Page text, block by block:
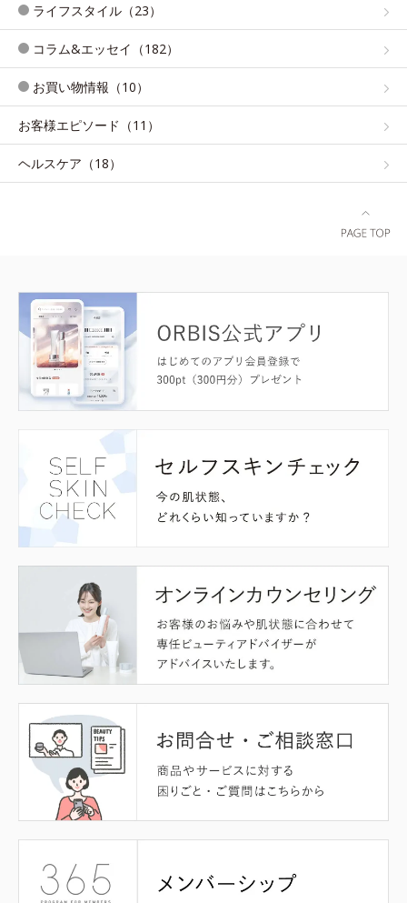
ライフスタイル（23）
コラム&エッセイ（182）
お買い物情報（10）
お客様エピソード（11）
ヘルスケア（18）